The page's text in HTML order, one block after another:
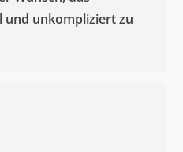
und unkompliziert zu